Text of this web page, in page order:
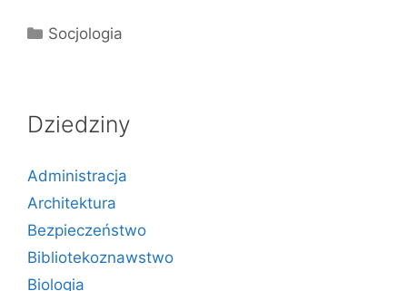
Kategorie
Socjologia
Dziedziny
Administracja
Architektura
Bezpieczeństwo
Bibliotekoznawstwo
Biologia